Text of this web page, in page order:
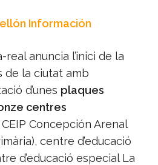
Información
real anuncia l’inici de la
de la ciutat amb
d’unes plaques
centres
Concepción Arenal
centre d’educació
d’educació especial La